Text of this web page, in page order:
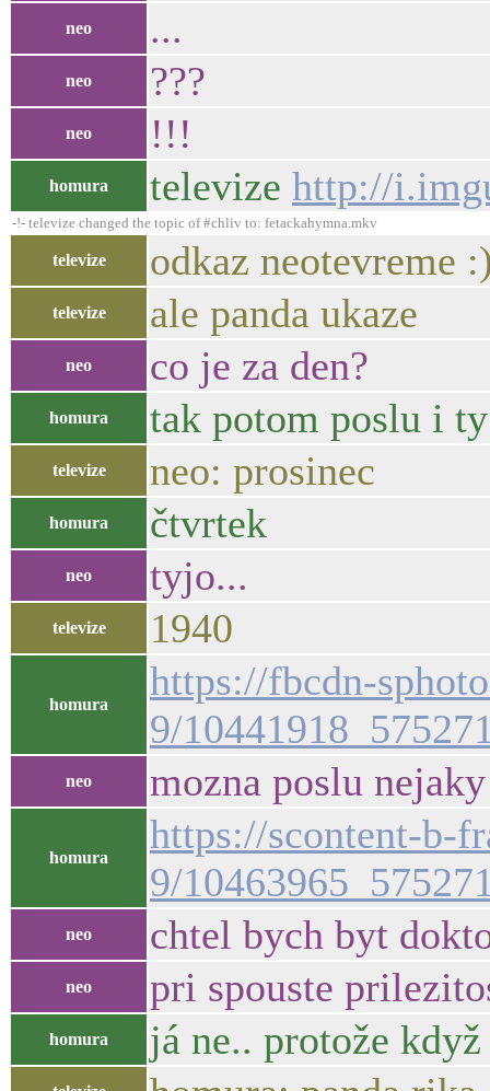
neo ...
neo ???
neo !!!
homura televize http://
-!- televize changed the topic of #chliv to: fetackahymna.mkv
televize odkaz neotevreme
televize ale panda ukaze
neo co je za den?
homura tak potom poslu i
televize neo: prosinec
homura čtvrtek
neo tyjo...
televize 1940
homura
https://fbcdn-
9/
neo mozna poslu
homura
https://scontent-b-
9/
neo chtel bych byt
neo pri spouste
homura já ne.. protože